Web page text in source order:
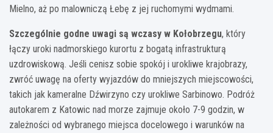
Mielno, aż po malowniczą Łebę z jej ruchomymi wydmami.
Szczególnie godne uwagi są wczasy w Kołobrzegu, który
łączy uroki nadmorskiego kurortu z bogatą infrastrukturą
uzdrowiskową. Jeśli cenisz sobie spokój i urokliwe krajobrazy,
zwróć uwagę na oferty wyjazdów do mniejszych miejscowości,
takich jak kameralne Dźwirzyno czy urokliwe Sarbinowo. Podróż
autokarem z Katowic nad morze zajmuje około 7-9 godzin, w
zależności od wybranego miejsca docelowego i warunków na